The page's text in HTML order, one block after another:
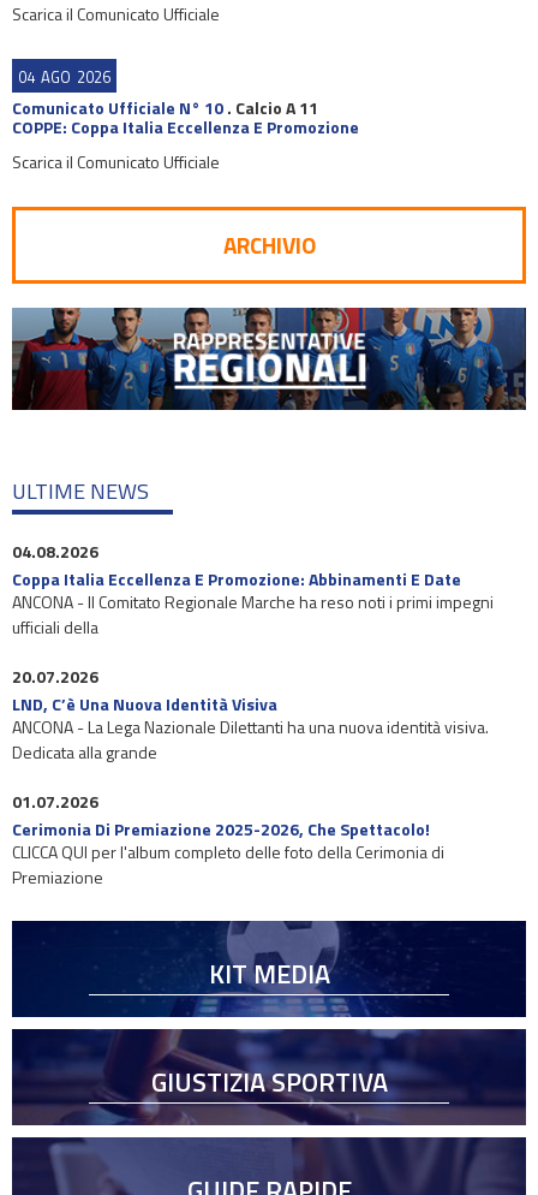
Scarica il Comunicato Ufficiale
04 AGO 2026
Comunicato Ufficiale N° 10. Calcio A 11
COPPE: Coppa Italia Eccellenza E Promozione
Scarica il Comunicato Ufficiale
ARCHIVIO
ULTIME NEWS
04.08.2026
Coppa Italia Eccellenza E Promozione: Abbinamenti E Date
ANCONA - Il Comitato Regionale Marche ha reso noti i primi impegni
ufficiali della
20.07.2026
LND, C’è Una Nuova Identità Visiva
ANCONA - La Lega Nazionale Dilettanti ha una nuova identità visiva.
Dedicata alla grande
01.07.2026
Cerimonia Di Premiazione 2025-2026, Che Spettacolo!
CLICCA QUI per l'album completo delle foto della Cerimonia di
Premiazione
KIT MEDIA
GIUSTIZIA SPORTIVA